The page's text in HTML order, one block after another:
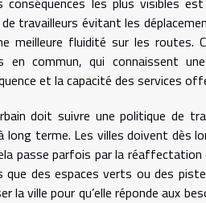
travailleurs évitant les
meilleure fluidité sur les routes.
commun, qui connaissent
et la capacité des services
doit suivre une politique de
terme. Les villes doivent dès
passe parfois par la
des espaces verts ou des
ville pour qu’elle réponde aux